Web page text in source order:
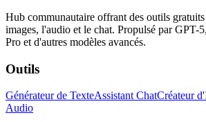
Hub communautaire offrant des outils
images, l'audio et le chat. Propulsé par GPT-
Pro et d'autres modèles avancés.
Outils
Générateur de TexteAssistant ChatCréateur
Audio